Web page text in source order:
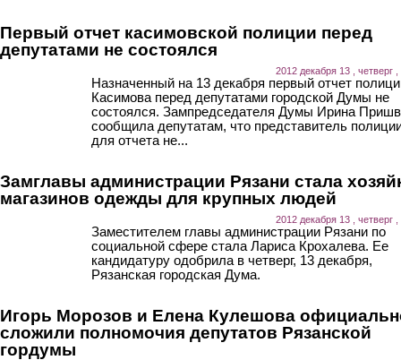
Первый отчет касимовской полиции перед
депутатами не состоялся
2012 декабря 13 , четверг ,
Назначенный на 13 декабря первый отчет
Касимова перед депутатами городской Думы не
состоялся. Зампредседателя Думы Ирина
сообщила депутатам, что представитель
для отчета не...
Замглавы администрации Рязани стала
магазинов одежды для крупных людей
2012 декабря 13 , четверг ,
Заместителем главы администрации Рязани по
социальной сфере стала Лариса Крохалева. Ее
кандидатуру одобрила в четверг, 13 декабря,
Рязанская городская Дума.
Игорь Морозов и Елена Кулешова
сложили полномочия депутатов Рязанской
гордумы